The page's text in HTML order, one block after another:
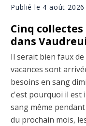
Publié le 4 août 2026
Cinq
dans
Il serait bien faux
vacances sont
besoins en sang
c'est pourquoi il est
sang même
du prochain mois,